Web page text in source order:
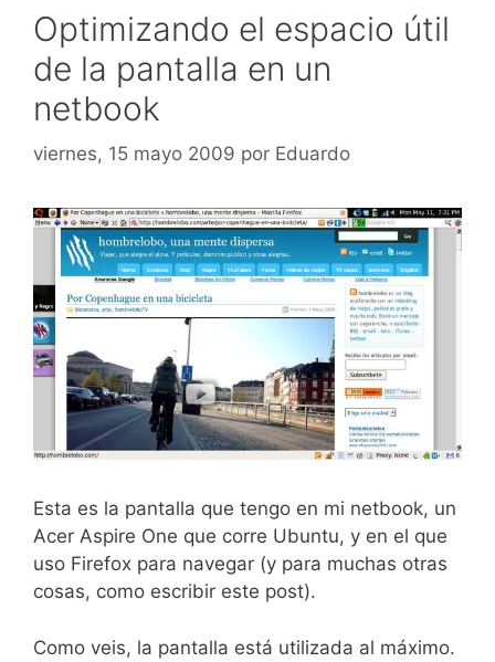
Optimizando el espacio útil
de la pantalla en un
netbook
viernes, 15 mayo 2009 por Eduardo
Esta es la pantalla que tengo en mi netbook, un
Acer Aspire One que corre Ubuntu, y en el que
uso Firefox para navegar (y para muchas otras
cosas, como escribir este post).
Como veis, la pantalla está utilizada al máximo.